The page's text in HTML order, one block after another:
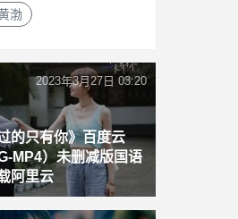
渤
的只有你》百度云
MP4）未删减版国语
阿里云
2023年3月27日 03:20